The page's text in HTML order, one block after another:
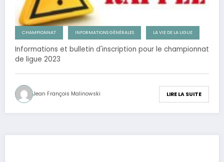
CHAMPIONNAT INFORMATIONS GÉNÉRALES LA VIE DE LA LIGUE
Informations et bulletin d'inscription pour le championnat
de ligue 2023
Jean François Malinowski LIRE LA SUITE